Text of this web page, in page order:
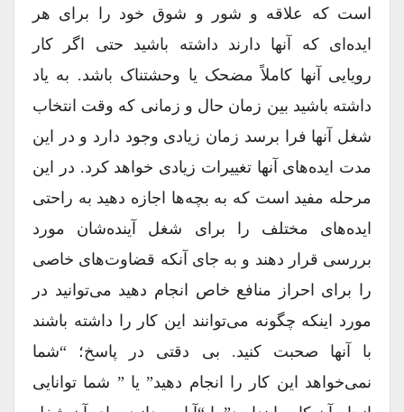
است که علاقه و شور و شوق خود را برای هر
ایده‌ای که آنها دارند داشته باشید حتی اگر کار
رویایی آنها کاملاً مضحک یا وحشتناک باشد. به یاد
داشته باشید بین زمان حال و زمانی که وقت انتخاب
شغل آنها فرا برسد زمان زیادی وجود دارد و در این
مدت ایده‌های آنها تغییرات زیادی خواهد کرد. در این
مرحله مفید است که به بچه‌ها اجازه دهید به راحتی
ایده‌های مختلف را برای شغل آینده‌شان مورد
بررسی قرار دهند و به جای آنکه قضاوت‌های خاصی
را برای احراز منافع خاص انجام دهید می‌توانید در
مورد اینکه چگونه می‌توانند این کار را داشته باشند
با آنها صحبت کنید. بی دقتی در پاسخ؛ “شما
نمی‌خواهد این کار را انجام دهید” یا ” شما توانایی